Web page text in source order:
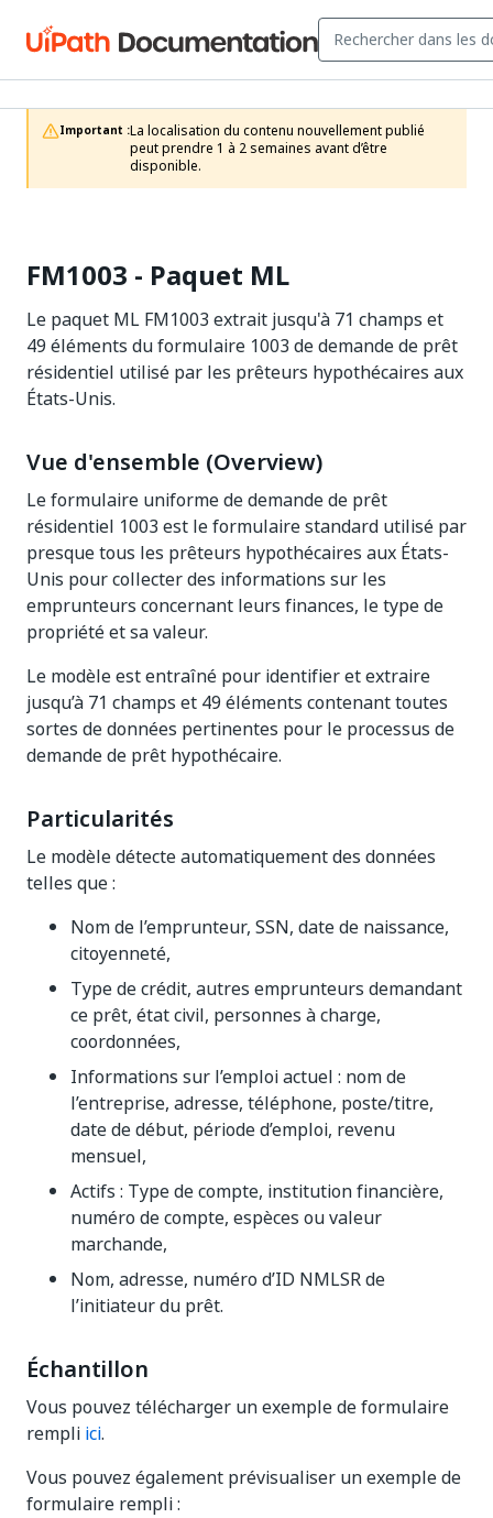
Important :La localisation du contenu nouvellement publié
peut prendre 1 à 2 semaines avant d’être
disponible.
FM1003 - Paquet ML
Le paquet ML FM1003 extrait jusqu'à 71 champs et
49 éléments du formulaire 1003 de demande de prêt
résidentiel utilisé par les prêteurs hypothécaires aux
États-Unis.
Vue d'ensemble (Overview)
Le formulaire uniforme de demande de prêt
résidentiel 1003 est le formulaire standard utilisé par
presque tous les prêteurs hypothécaires aux États-
Unis pour collecter des informations sur les
emprunteurs concernant leurs finances, le type de
propriété et sa valeur.
Le modèle est entraîné pour identifier et extraire
jusqu’à 71 champs et 49 éléments contenant toutes
sortes de données pertinentes pour le processus de
demande de prêt hypothécaire.
Particularités
Le modèle détecte automatiquement des données
telles que :
Nom de l’emprunteur, SSN, date de naissance,
citoyenneté,
Type de crédit, autres emprunteurs demandant
ce prêt, état civil, personnes à charge,
coordonnées,
Informations sur l’emploi actuel : nom de
l’entreprise, adresse, téléphone, poste/titre,
date de début, période d’emploi, revenu
mensuel,
Actifs : Type de compte, institution financière,
numéro de compte, espèces ou valeur
marchande,
Nom, adresse, numéro d’ID NMLSR de
l’initiateur du prêt.
Échantillon
Vous pouvez télécharger un exemple de formulaire
rempli ici.
Vous pouvez également prévisualiser un exemple de
formulaire rempli :